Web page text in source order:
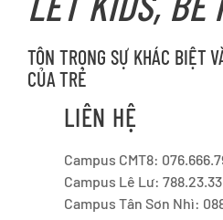
TÔN TRỌNG SỰ KHÁC BIỆT
CỦA TRẺ
LIÊN HỆ
Campus CMT8:
Campus Lê Lư:
Campus Tân Sơn Nhì: